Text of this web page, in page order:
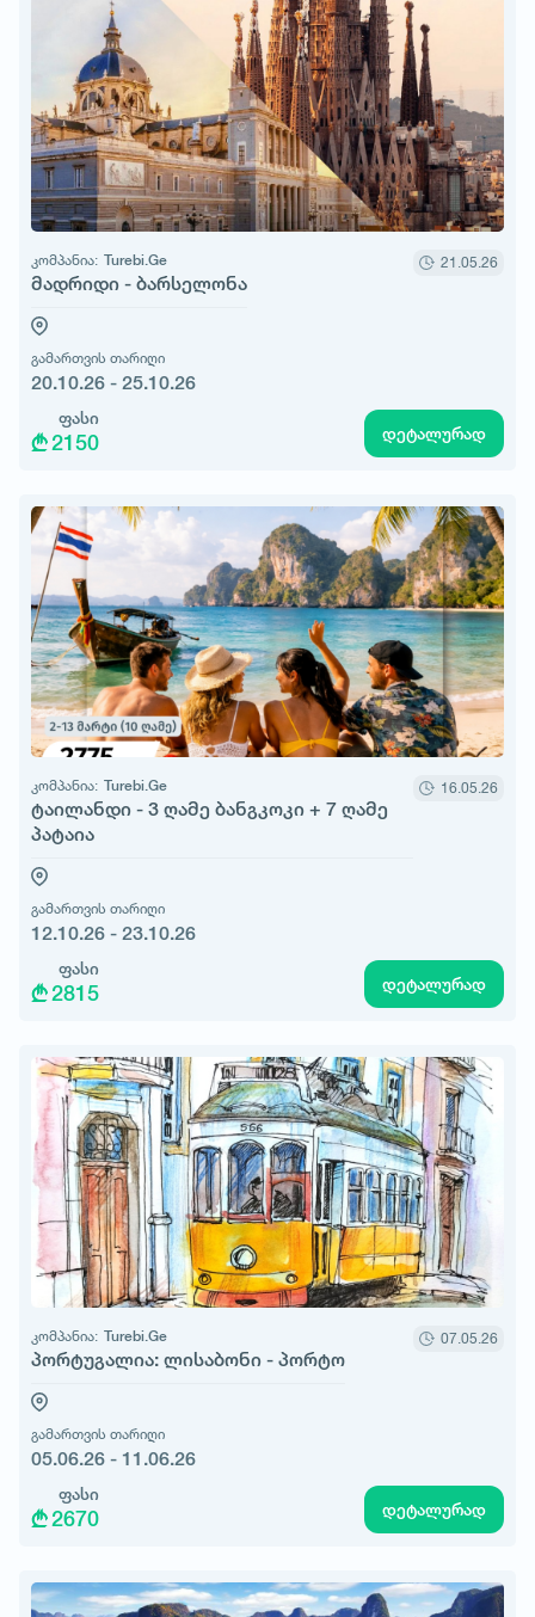
კომპანია: Turebi.Ge
მადრიდი - ბარსელონა
21.05.26
გამართვის თარიღი
20.10.26 - 25.10.26
ფასი
2150 დეტალურად
კომპანია: Turebi.Ge
ტაილანდი - 3 ღამე ბანგკოკი + 7 ღამე
პატაია
16.05.26
გამართვის თარიღი
12.10.26 - 23.10.26
ფასი
2815 დეტალურად
კომპანია: Turebi.Ge
პორტუგალია: ლისაბონი - პორტო
07.05.26
გამართვის თარიღი
05.06.26 - 11.06.26
ფასი
2670 დეტალურად